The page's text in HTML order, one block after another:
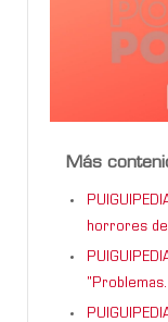
Más
horrores de